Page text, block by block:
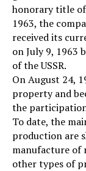
honorary title of
1963, the
received its
on July 9, 1963
of the USSR.
On August 24,
property and
the
To date, the
production are
manufacture of
other types of